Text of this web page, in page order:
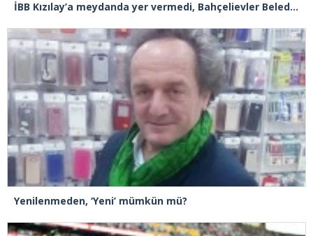
İBB Kızılay’a meydanda yer vermedi, Bahçelievler Belediyesi sahip çıktı
Yenilenmeden, ‘Yeni’ mümkün mü?